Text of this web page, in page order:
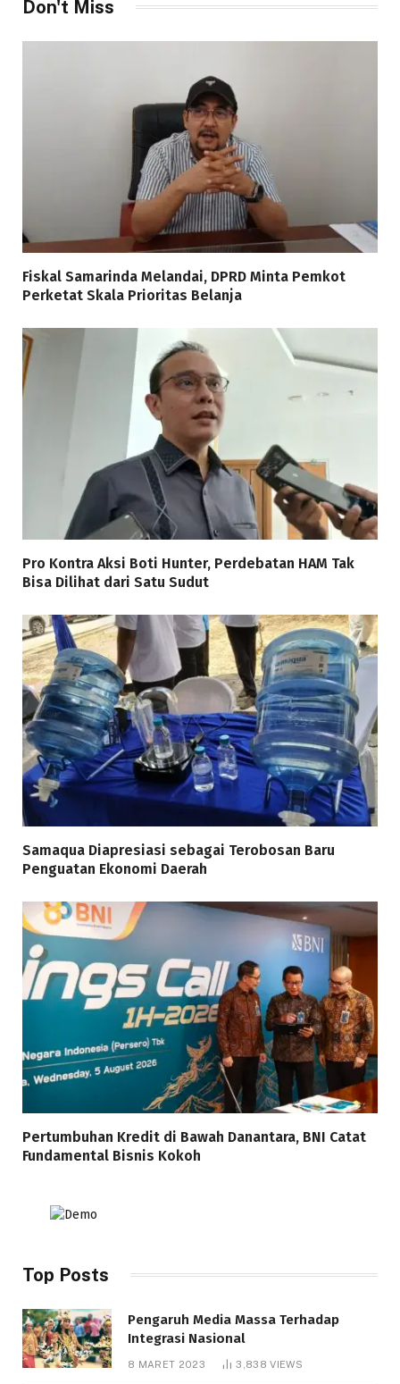
Don't Miss
Fiskal Samarinda Melandai, DPRD Minta Pemkot
Perketat Skala Prioritas Belanja
Pro Kontra Aksi Boti Hunter, Perdebatan HAM Tak
Bisa Dilihat dari Satu Sudut
Samaqua Diapresiasi sebagai Terobosan Baru
Penguatan Ekonomi Daerah
Pertumbuhan Kredit di Bawah Danantara, BNI Catat
Fundamental Bisnis Kokoh
Top Posts
Pengaruh Media Massa Terhadap
Integrasi Nasional
8 MARET 2023 3,838VIEWS